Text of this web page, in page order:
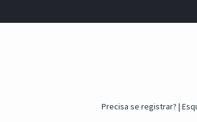
Precisa se registrar? |